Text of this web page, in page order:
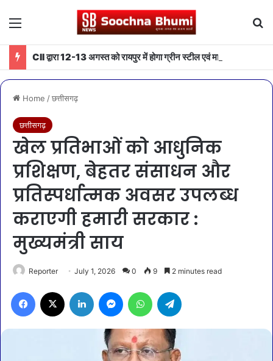
Menu
Home /छत्तीसगढ़
छत्तीसगढ़
खेल प्रतिभाओं को आधुनिक
प्रशिक्षण, बेहतर संसाधन और
प्रतिस्पर्धात्मक अवसर उपलब्ध
कराएगी हमारी सरकार :
मुख्यमंत्री साय
Reporter July 1, 2026 0 9 2 minutes read
Facebook LinkedIn MessengerWhatsApp